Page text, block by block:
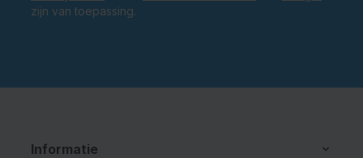
Oktoberfest komt eraan, dus zorg dat je outfit
zijn van toepassing.
Informatie